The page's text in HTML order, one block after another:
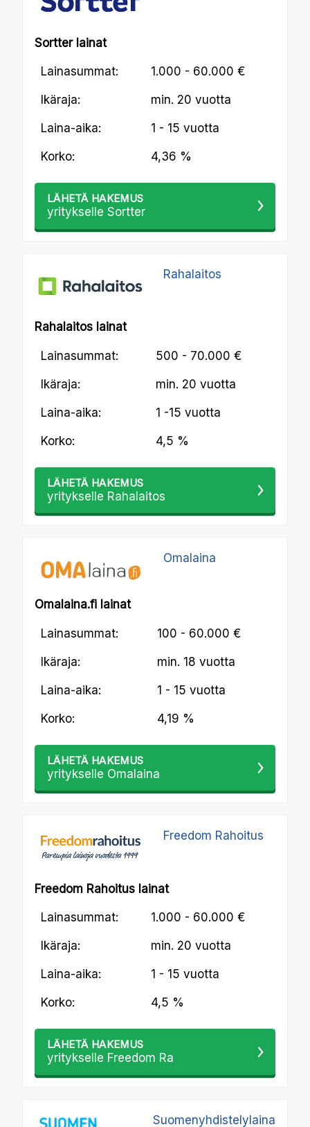
Sortter lainat
Lainasummat: 1.000 - 60.000 €
Ikäraja: min. 20 vuotta
Laina-aika: 1 - 15 vuotta
Korko: 4,36 %
LÄHETÄ HAKEMUS
yritykselle Sortter
Rahalaitos
Rahalaitos lainat
Lainasummat: 500 - 70.000 €
Ikäraja: min. 20 vuotta
Laina-aika: 1 -15 vuotta
Korko: 4,5 %
LÄHETÄ HAKEMUS
yritykselle Rahalaitos
Omalaina
Omalaina.fi lainat
Lainasummat: 100 - 60.000 €
Ikäraja: min. 18 vuotta
Laina-aika: 1 - 15 vuotta
Korko: 4,19 %
LÄHETÄ HAKEMUS
yritykselle Omalaina
Freedom Rahoitus
Freedom Rahoitus lainat
Lainasummat: 1.000 - 60.000 €
Ikäraja: min. 20 vuotta
Laina-aika: 1 - 15 vuotta
Korko: 4,5 %
LÄHETÄ HAKEMUS
yritykselle Freedom Ra
Suomenyhdistelylaina